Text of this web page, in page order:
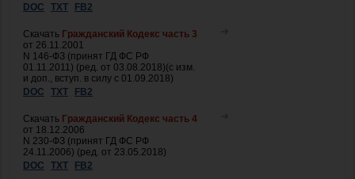
DOC
TXT FB2
Скачать Гражданский Кодекс часть 3
от 26.11.2001
N 146-ФЗ (принят ГД ФС РФ
01.11.2011) (ред. от 03.08.2018)(с изм.
и доп., вступ. в силу с 01.09.2018)
DOC
TXT FB2
Скачать Гражданский Кодекс часть 4
от 18.12.2006
N 230-ФЗ (принят ГД ФС РФ
24.11.2006) (ред. от 23.05.2018)
DOC
TXT FB2